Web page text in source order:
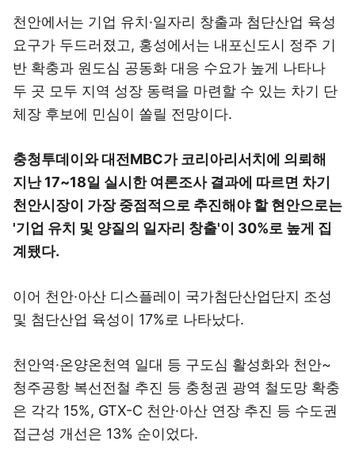
천안에서는 기업 유치·일자리 창출과 첨단산업 육성
요구가 두드러졌고, 홍성에서는 내포신도시 정주 기
반 확충과 원도심 공동화 대응 수요가 높게 나타나
두 곳 모두 지역 성장 동력을 마련할 수 있는 차기 단
체장 후보에 민심이 쏠릴 전망이다.
충청투데이와 대전MBC가 코리아리서치에 의뢰해
지난 17~18일 실시한 여론조사 결과에 따르면 차기
천안시장이 가장 중점적으로 추진해야 할 현안으로는
'기업 유치 및 양질의 일자리 창출'이 30%로 높게 집
계됐다.
이어 천안·아산 디스플레이 국가첨단산업단지 조성
및 첨단산업 육성이 17%로 나타났다.
천안역·온양온천역 일대 등 구도심 활성화와 천안~
청주공항 복선전철 추진 등 충청권 광역 철도망 확충
은 각각 15%, GTX-C 천안·아산 연장 추진 등 수도권
접근성 개선은 13% 순이었다.